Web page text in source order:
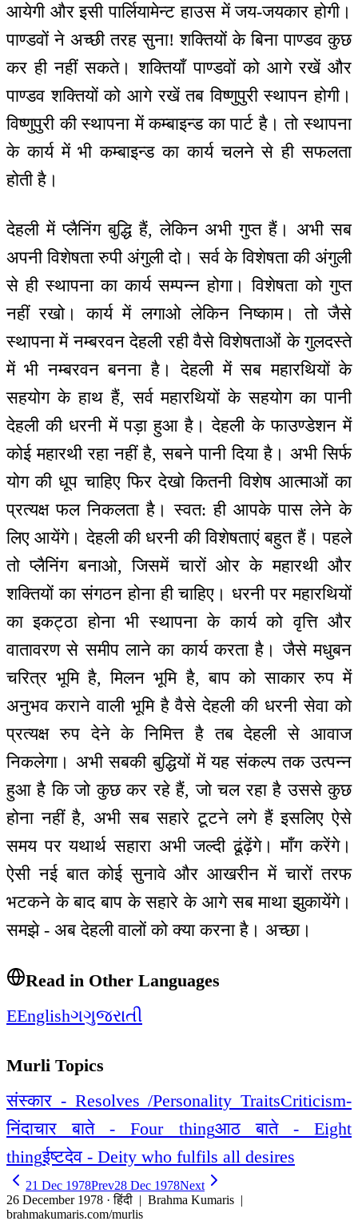
आयेगी और इसी पार्लियामेन्ट हाउस में जय-जयकार होगी।
पाण्डवों ने अच्छी तरह सुना! शक्तियों के बिना पाण्डव कुछ
कर ही नहीं सकते। शक्तियाँ पाण्डवों को आगे रखें और
पाण्डव शक्तियों को आगे रखें तब विष्णुपुरी स्थापन होगी।
विष्णुपुरी की स्थापना में कम्बाइन्ड का पार्ट है। तो स्थापना
के कार्य में भी कम्बाइन्ड का कार्य चलने से ही सफलता
होती है।
देहली में प्लैनिंग बुद्धि हैं, लेकिन अभी गुप्त हैं। अभी सब
अपनी विशेषता रुपी अंगुली दो। सर्व के विशेषता की अंगुली
से ही स्थापना का कार्य सम्पन्न होगा। विशेषता को गुप्त
नहीं रखो। कार्य में लगाओ लेकिन निष्काम। तो जैसे
स्थापना में नम्बरवन देहली रही वैसे विशेषताओं के गुलदस्ते
में भी नम्बरवन बनना है। देहली में सब महारथियों के
सहयोग के हाथ हैं, सर्व महारथियों के सहयोग का पानी
देहली की धरनी में पड़ा हुआ है। देहली के फाउण्डेशन में
कोई महारथी रहा नहीं है, सबने पानी दिया है। अभी सिर्फ
योग की धूप चाहिए फिर देखो कितनी विशेष आत्माओं का
प्रत्यक्ष फल निकलता है। स्वत: ही आपके पास लेने के
लिए आयेंगे। देहली की धरनी की विशेषताएं बहुत हैं। पहले
तो प्लैनिंग बनाओ, जिसमें चारों ओर के महारथी और
शक्तियों का संगठन होना ही चाहिए। धरनी पर महारथियों
का इकट्ठा होना भी स्थापना के कार्य को वृत्ति और
वातावरण से समीप लाने का कार्य करता है। जैसे मधुबन
चरित्र भूमि है, मिलन भूमि है, बाप को साकार रुप में
अनुभव कराने वाली भूमि है वैसे देहली की धरनी सेवा को
प्रत्यक्ष रुप देने के निमित्त है तब देहली से आवाज
निकलेगा। अभी सबकी बुद्धियों में यह संकल्प तक उत्पन्न
हुआ है कि जो कुछ कर रहे हैं, जो चल रहा है उससे कुछ
होना नहीं है, अभी सब सहारे टूटने लगे हैं इसलिए ऐसे
समय पर यथार्थ सहारा अभी जल्दी ढूंढ़ेंगे। माँग करेंगे।
ऐसी नई बात कोई सुनावे और आखरीन में चारों तरफ
भटकने के बाद बाप के सहारे के आगे सब माथा झुकायेंगे।
समझे - अब देहली वालों को क्या करना है। अच्छा।
Read in Other Languages
EEnglishગગુજરાતી
Murli Topics
संस्कार - Resolves /Personality TraitsCriticism-
निंदाचार बाते - Four thingआठ बाते - Eight
thingईष्टदेव - Deity who fulfils all desires
21 Dec 1978Prev28 Dec 1978Next
26 December 1978 · हिंदी | Brahma Kumaris |
brahmakumaris.com/murlis